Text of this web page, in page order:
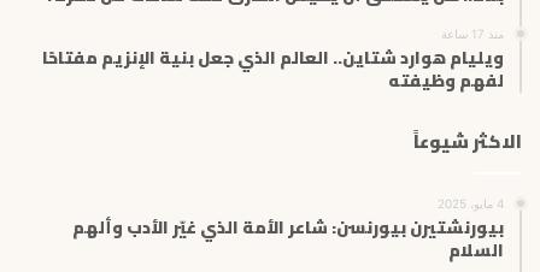
منذ 17 ساعة
ويليام هوارد شتاين.. العالم الذي جعل بنية الإنزيم مفتاحًا
لفهم وظيفته
الاكثر شيوعاً
4 مايو، 2025
بيورنشتيرن بيورنسن: شاعر الأمة الذي غيّر الأدب وألهم
السلام